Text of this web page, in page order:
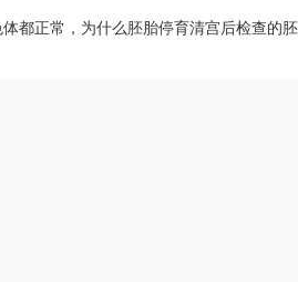
正常，为什么胚胎停育清宫后检查的胚胎染色体异